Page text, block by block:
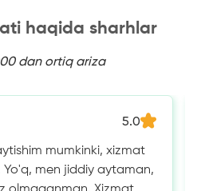
haqida sharhlar
dan ortiq ariza
5.0
mumkinki, xizmat
men jiddiy aytaman,